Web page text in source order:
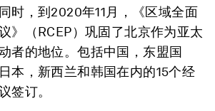
时，到2020年11月，《区域全面
》（RCEP）巩固了北京作为亚太
者的地位。包括中国，东盟国
本，新西兰和韩国在内的15个经
签订。